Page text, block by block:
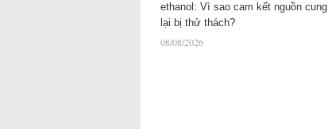
ethanol: Vì sao cam kết nguồn cung
lại bị thử thách?
08/08/2026